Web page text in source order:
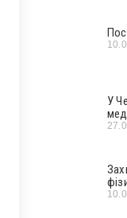
У